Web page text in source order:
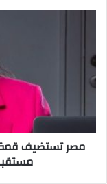
وأفريقيا
«WorkShift
يونيو
لبحث
مستقبل
الوظائف